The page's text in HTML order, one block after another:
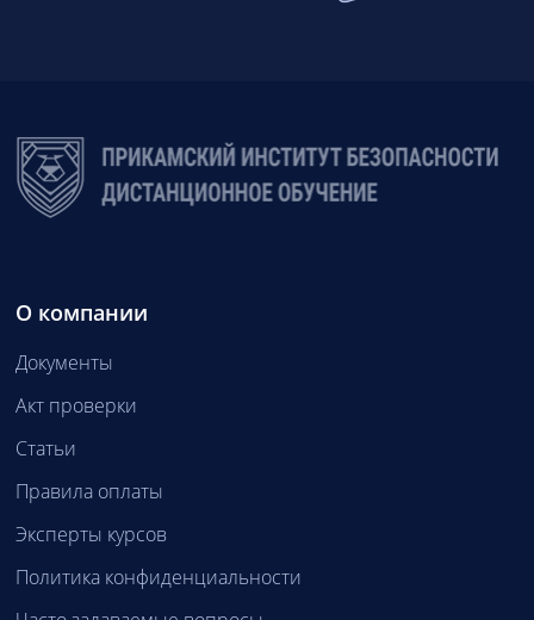
О компании
Документы
Акт проверки
Статьи
Правила оплаты
Эксперты курсов
Политика конфиденциальности